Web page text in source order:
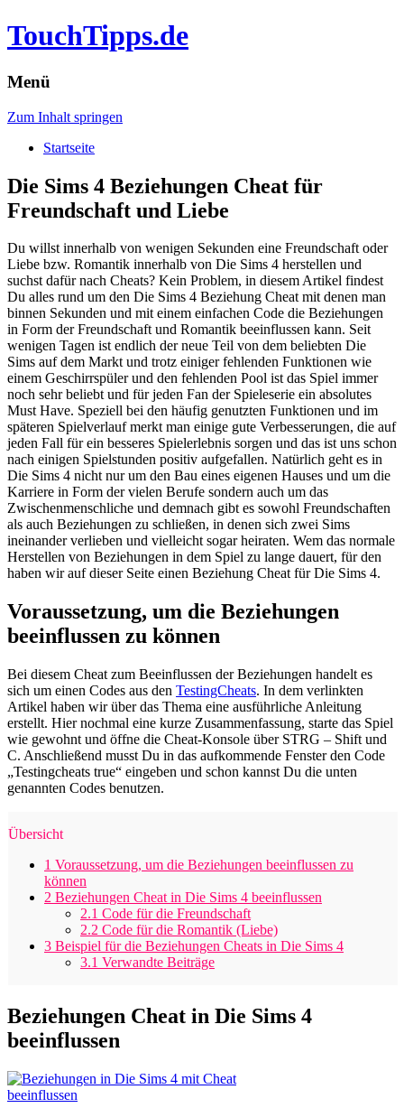
TouchTipps.de
Menü
Zum Inhalt springen
Startseite
Die Sims 4 Beziehungen Cheat für
Freundschaft und Liebe
Du willst innerhalb von wenigen Sekunden eine Freundschaft oder
Liebe bzw. Romantik innerhalb von Die Sims 4 herstellen und
suchst dafür nach Cheats? Kein Problem, in diesem Artikel findest
Du alles rund um den Die Sims 4 Beziehung Cheat mit denen man
binnen Sekunden und mit einem einfachen Code die Beziehungen
in Form der Freundschaft und Romantik beeinflussen kann. Seit
wenigen Tagen ist endlich der neue Teil von dem beliebten Die
Sims auf dem Markt und trotz einiger fehlenden Funktionen wie
einem Geschirrspüler und den fehlenden Pool ist das Spiel immer
noch sehr beliebt und für jeden Fan der Spieleserie ein absolutes
Must Have. Speziell bei den häufig genutzten Funktionen und im
späteren Spielverlauf merkt man einige gute Verbesserungen, die auf
jeden Fall für ein besseres Spielerlebnis sorgen und das ist uns schon
nach einigen Spielstunden positiv aufgefallen. Natürlich geht es in
Die Sims 4 nicht nur um den Bau eines eigenen Hauses und um die
Karriere in Form der vielen Berufe sondern auch um das
Zwischenmenschliche und demnach gibt es sowohl Freundschaften
als auch Beziehungen zu schließen, in denen sich zwei Sims
ineinander verlieben und vielleicht sogar heiraten. Wem das normale
Herstellen von Beziehungen in dem Spiel zu lange dauert, für den
haben wir auf dieser Seite einen Beziehung Cheat für Die Sims 4.
Voraussetzung, um die Beziehungen
beeinflussen zu können
Bei diesem Cheat zum Beeinflussen der Beziehungen handelt es
sich um einen Codes aus den TestingCheats. In dem verlinkten
Artikel haben wir über das Thema eine ausführliche Anleitung
erstellt. Hier nochmal eine kurze Zusammenfassung, starte das Spiel
wie gewohnt und öffne die Cheat-Konsole über STRG – Shift und
C. Anschließend musst Du in das aufkommende Fenster den Code
„Testingcheats true“ eingeben und schon kannst Du die unten
genannten Codes benutzen.
Übersicht
1 Voraussetzung, um die Beziehungen beeinflussen zu
können
2 Beziehungen Cheat in Die Sims 4 beeinflussen
2.1 Code für die Freundschaft
2.2 Code für die Romantik (Liebe)
3 Beispiel für die Beziehungen Cheats in Die Sims 4
3.1 Verwandte Beiträge
Beziehungen Cheat in Die Sims 4
beeinflussen